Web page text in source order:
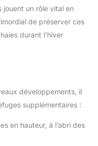
jouent un rôle vital en
de préserver ces
durant l’hiver
développements, il
supplémentaires :
en hauteur, à l’abri des